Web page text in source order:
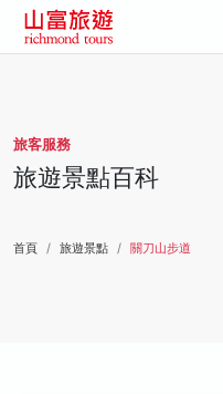
旅客服務
旅遊景點百科
首頁 旅遊景點 關刀山步道